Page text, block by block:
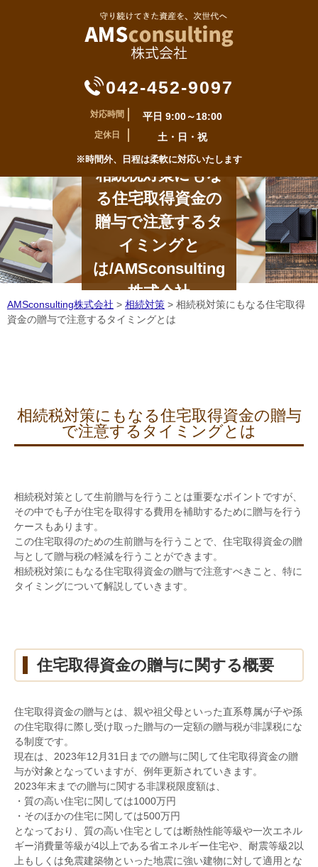
042-452-9097
対応時間 平日 9:00～18:00
定休日 土・日・祝
※時間外、日程は柔軟に対応いたします
相続税対策にもな
る住宅取得資金の
贈与で注意するタ
イミングと
は/AMSconsulting
株式会社
AMSconsulting株式会社 > 相続対策 > 相続税対策にもなる住宅取得
資金の贈与で注意するタイミングとは
相続税対策にもなる住宅取得資金の贈与
で注意するタイミングとは
相続税対策として生前贈与を行うことは重要なポイントですが、
その中でも子が住宅を取得する費用を補助するために贈与を行う
ケースもあります。
この住宅取得のための生前贈与を行うことで、住宅取得資金の贈
与として贈与税の軽減を行うことができます。
相続税対策にもなる住宅取得資金の贈与で注意すべきこと、特に
タイミングについて解説していきます。
住宅取得資金の贈与に関する概要
住宅取得資金の贈与とは、親や祖父母といった直系尊属が子や孫
の住宅取得に際し受け取った贈与の一定額の贈与税が非課税にな
る制度です。
現在は、 2023年12 月31 日までの贈与に関して住宅取得資金の贈
与が対象となっていますが、例年更新されていきます。
2023年末までの贈与に関する非課税限度額は、
・質の高い住宅に関しては1000万円
・そのほかの住宅に関しては500万円
となっており、質の高い住宅としては断熱性能等級や一次エネル
ギー消費量等級が4以上である省エネルギー住宅や、耐震等級2以
上もしくは免震建築物といった地震に強い建物に対して適用とな